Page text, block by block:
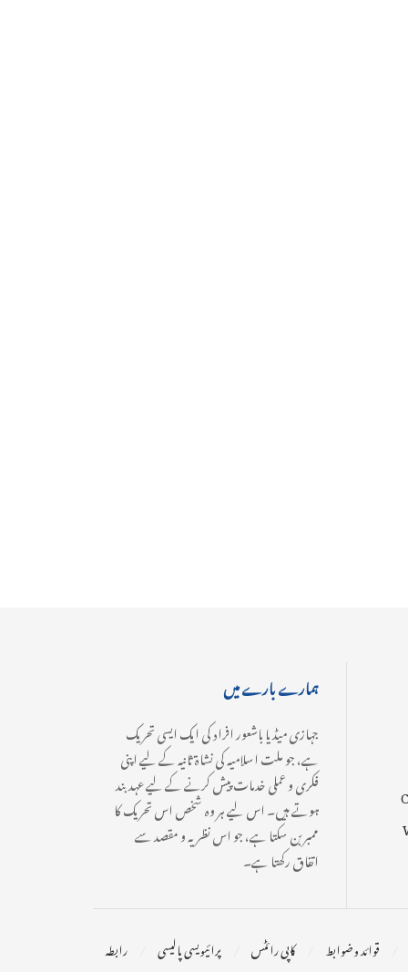
ہمارے بارے میں
جہازی میڈیا باشعور افراد کی ایک ایسی تحریک
ہے، جو ملت اسلامیہ کی نشاۃ ثانیہ کے لیے اپنی
فکری و عملی خدمات پیش کرنے کے لیے عہدبند
ہوتے ہیں۔ اس لیے ہر وہ شخص اس تحریک کا
ممبر بن سکتا ہے، جو اس نظریہ و مقصد سے
اتفاق رکھتا ہے۔
قوائد و ضوابط کاپی رائٹس پرائیویسی پالیسی رابطہ